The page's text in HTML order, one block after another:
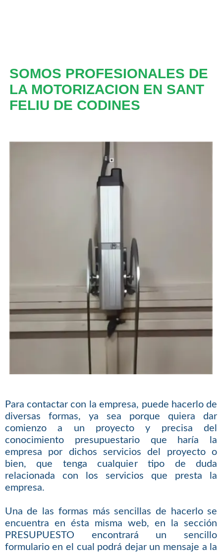
SOMOS PROFESIONALES DE
LA MOTORIZACION EN SANT
FELIU DE CODINES
Para contactar con la empresa, puede hacerlo de
diversas formas, ya sea porque quiera dar
comienzo a un proyecto y precisa del
conocimiento presupuestario que haría la
empresa por dichos servicios del proyecto o
bien, que tenga cualquier tipo de duda
relacionada con los servicios que presta la
empresa.
Una de las formas más sencillas de hacerlo se
encuentra en ésta misma web, en la sección
PRESUPUESTO encontrará un sencillo
formulario en el cual podrá dejar un mensaje a la